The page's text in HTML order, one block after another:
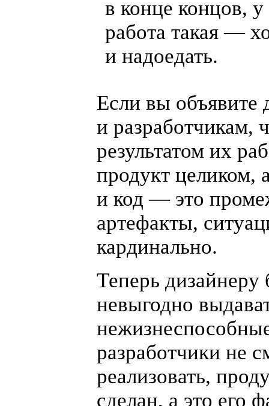
в конце концов, у
работа такая —
и надоедать.
Если вы объявите
и разработчикам,
результатом их
продукт целиком,
и код — это
артефакты,
кардинально.
Теперь дизайнеру
невыгодно
разработчики не
реализовать,
сделан, а это его